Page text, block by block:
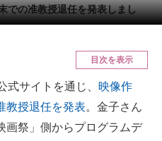
での准教授退任を発表しまし
目次を表示
サイトを通じ、 映像作
教授退任を発表。金子さん
画祭」側からプログラムデ